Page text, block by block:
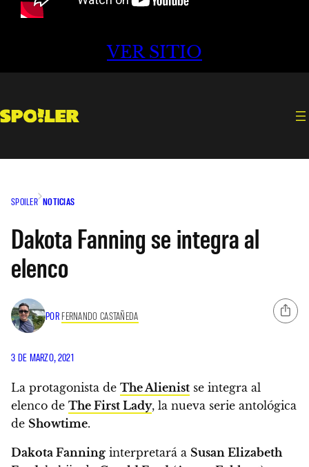
VER SITIO
SPOILER NOTICIAS
Dakota Fanning se integra al
elenco
POR FERNANDO CASTAÑEDA
3 DE MARZO, 2021
La protagonista de The Alienist se integra al
elenco de The First Lady, la nueva serie antológica
de Showtime.
Dakota Fanning interpretará a Susan Elizabeth